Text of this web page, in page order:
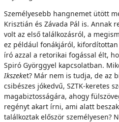
Személyesebb hangnemet ütött
Krisztián és Závada Pál is. Annak
volt az első találkozásról, a
ez például fonákjáról,
író azzal a retorikai fogással élt,
Spiró Györggyel kapcsolatban.
Ikszeket? Már nem is tudja, de az
csibészes jókedvű, SZTK-keretes
magabiztosságára, ahogy
regényt akart írni, ami alatt
találkoztak először személyesen?